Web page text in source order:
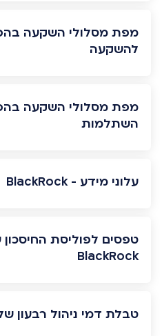
מפת מסלולי השקעה
להשקעה
מפת מסלולי השקעה
השתלמות
עלוני מידע - BlackRock
טפסים לפוליסת החיסכון
BlackRock
טבלת דמי ניהול רבעון שלישי